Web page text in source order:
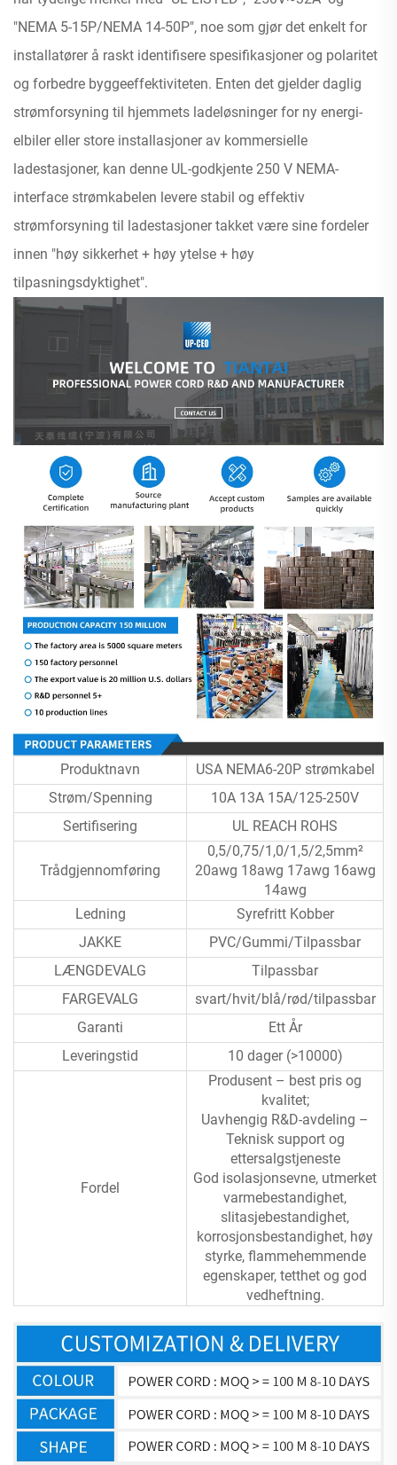
"NEMA 5-15P/NEMA 14-50P", noe som gjør det enkelt for
installatører å raskt identifisere spesifikasjoner og polaritet
og forbedre byggeeffektiviteten. Enten det gjelder daglig
strømforsyning til hjemmets ladeløsninger for ny energi-
elbiler eller store installasjoner av kommersielle
ladestasjoner, kan denne UL-godkjente 250 V NEMA-
interface strømkabelen levere stabil og effektiv
strømforsyning til ladestasjoner takket være sine fordeler
innen "høy sikkerhet + høy ytelse + høy
tilpasningsdyktighet".
Produktnavn
USA NEMA6-20P strømkabel
Strøm/Spenning
10A 13A 15A/125-250V
Sertifisering
UL REACH ROHS
Trådgjennomføring
0,5/0,75/1,0/1,5/2,5mm²
20awg 18awg 17awg 16awg
14awg
Ledning
Syrefritt Kobber
JAKKE
PVC/Gummi/Tilpassbar
LÆNGDEVALG
Tilpassbar
FARGEVALG
svart/hvit/blå/rød/tilpassbar
Garanti
Ett År
Leveringstid
10 dager (>10000)
Fordel
Produsent – best pris og
kvalitet;
Uavhengig R&D-avdeling –
Teknisk support og
ettersalgstjeneste
God isolasjonsevne, utmerket
varmebestandighet,
slitasjebestandighet,
korrosjonsbestandighet, høy
styrke, flammehemmende
egenskaper, tetthet og god
vedheftning.